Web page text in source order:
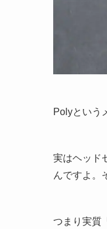
Polyという
実はヘッド
んですよ。
つまり実質「